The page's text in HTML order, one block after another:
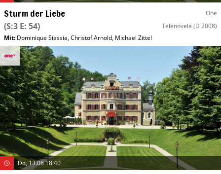
Sturm der Liebe One
(S:3 E: 54) Telenovela (D 2008)
Mit: Dominique Siassia,Christof Arnold, Michael Zittel
Do, 13.08 18:40